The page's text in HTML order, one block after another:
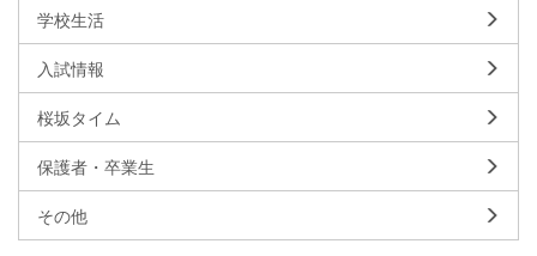
学校生活
入試情報
桜坂タイム
保護者・卒業生
その他